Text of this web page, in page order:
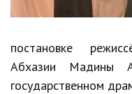
постановке
Абхазии Мадины
государственном